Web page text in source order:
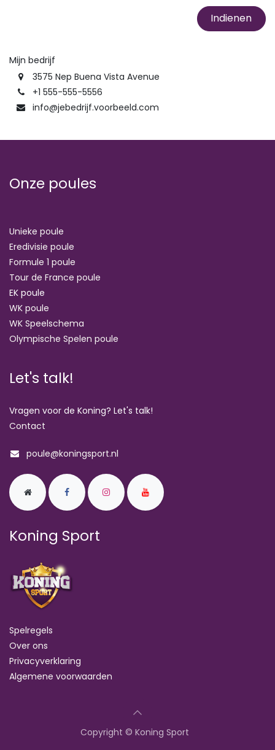
Indienen
Mijn bedrijf
3575 Nep Buena Vista Avenue
+1 555-555-5556
info@jebedrijf.voorbeeld.com
Onze poules
Unieke poule
Eredivisie poule
Formule 1 poule
Tour de France poule
EK poule
WK poule
WK Speelschema
Olympische Spelen poule
Let's talk!
Vragen voor de Koning? Let's talk!
Contact
poule@koningsport.nl
Koning Sport
Spelregels
Over ons
Privacyverklaring
Algemene voorwaarden
Copyright © Koning Sport